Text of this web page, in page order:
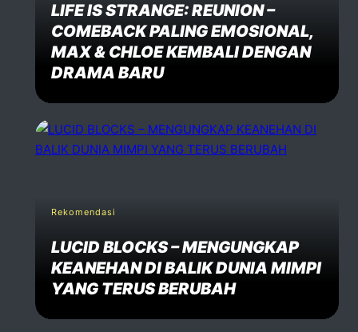
LIFE IS STRANGE: REUNION –
COMEBACK PALING EMOSIONAL,
MAX & CHLOE KEMBALI DENGAN
DRAMA BARU
Rekomendasi
LUCID BLOCKS – MENGUNGKAP
KEANEHAN DI BALIK DUNIA MIMPI
YANG TERUS BERUBAH